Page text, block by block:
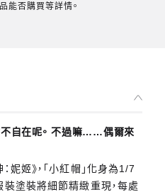
能否購買等詳情。
不自在呢。 不過嘛……偶爾來
妮姬》，「小紅帽」化身為1/7
裝塗裝將細節精緻重現，每處